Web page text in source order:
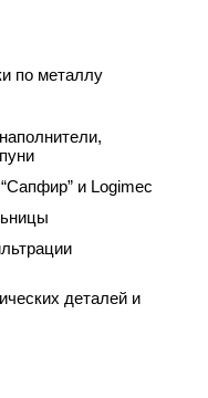
по металлу
и Logimec
деталей и